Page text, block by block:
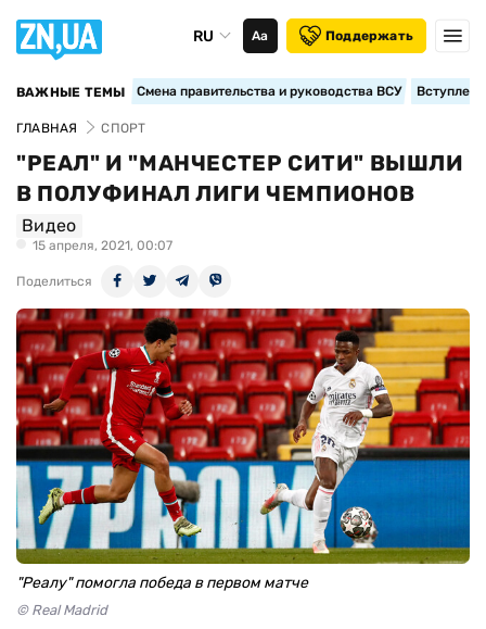
RU Аа Поддержать
ВАЖНЫЕ ТЕМЫ Смена правительства и руководства ВСУ
ГЛАВНАЯ СПОРТ
"РЕАЛ" И "МАНЧЕСТЕР СИТИ" ВЫШЛИ
В ПОЛУФИНАЛ ЛИГИ ЧЕМПИОНОВ
Видео
15 апреля, 2021, 00:07
Поделиться
"Реалу" помогла победа в первом матче
© Real Madrid